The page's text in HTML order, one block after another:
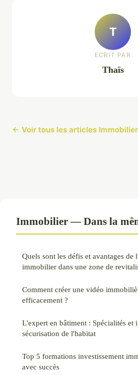
T
ECRIT PAR
Thaïs
← Voir tous les articles Immobilier
Immobilier — Dans la
Quels sont les défis et avantages de
immobilier dans une zone de
Comment créer une vidéo
efficacement ?
L'expert en bâtiment : Spécialités et
sécurisation de l'habitat
Top 5 formations investissement
avec succès